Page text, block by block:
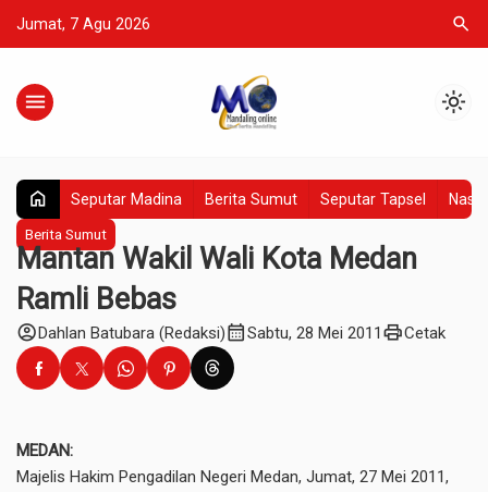
Jumat, 7 Agu 2026 search
menu light_mode
home Seputar Madina Berita Sumut Seputar Tapsel
Berita Sumut
Mantan Wakil Wali Kota Medan
Ramli Bebas
account_circleDahlan Batubara (Redaksi)calendar_monthSabtu, 28 Mei 2011 printCetak
MEDAN:
Majelis Hakim Pengadilan Negeri Medan, Jumat, 27 Mei 2011,